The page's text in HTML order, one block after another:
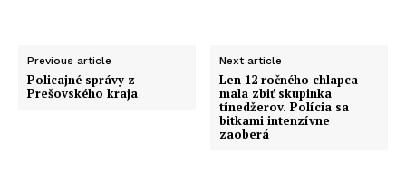
Previous article
Policajné správy z
Prešovského kraja
Next article
Len 12 ročného chlapca
mala zbiť skupinka
tínedžerov. Polícia sa
bitkami intenzívne
zaoberá